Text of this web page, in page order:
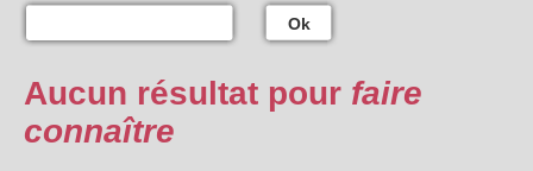
Ok
Aucun résultat pour faire
connaître